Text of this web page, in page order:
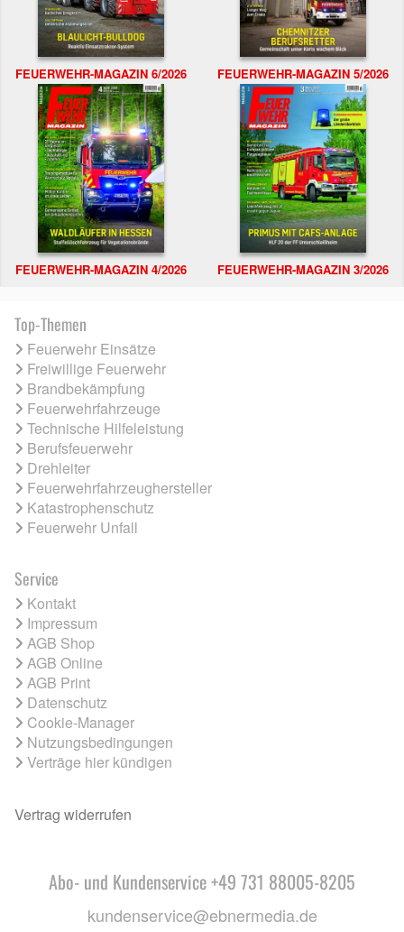
FEUERWEHR-MAGAZIN 6/2026 FEUERWEHR-MAGAZIN 5/2026
FEUERWEHR-MAGAZIN 4/2026 FEUERWEHR-MAGAZIN 3/2026
Top-Themen
Feuerwehr Einsätze
Freiwillige Feuerwehr
Brandbekämpfung
Feuerwehrfahrzeuge
Technische Hilfeleistung
Berufsfeuerwehr
Drehleiter
Feuerwehrfahrzeughersteller
Katastrophenschutz
Feuerwehr Unfall
Service
Kontakt
Impressum
AGB Shop
AGB Online
AGB Print
Datenschutz
Cookie-Manager
Nutzungsbedingungen
Verträge hier kündigen
Vertrag widerrufen
Abo- und Kundenservice +49 731 88005-8205
kundenservice@ebnermedia.de